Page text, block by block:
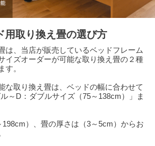
用取り換え畳の選び方
は、当店が販売しているベッドフレーム
イズオーダーが可能な取り換え畳の２種
す。
な取り換え畳は、ベッドの幅に合わせて
ル～D：ダブルサイズ（75～138cm）」ま
）、畳の厚さは（3～5cm）からお